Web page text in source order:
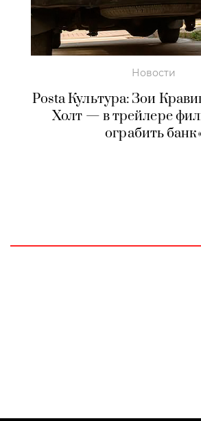
Новости
Posta Культура: Зои
Холт — в трейлере
ограбить банк»